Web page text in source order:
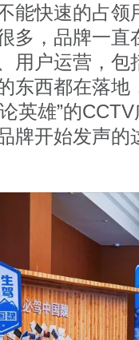
能快速的占
多，品牌一
用户运营，
东西都在落
英雄”的
牌开始发声的